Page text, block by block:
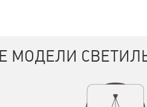
МОДЕЛИ